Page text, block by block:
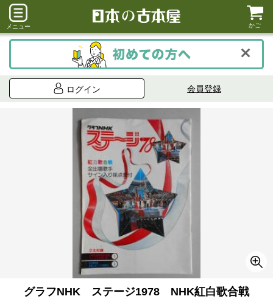
メニュー かご
ログイン 会員登録
グラフNHK ステージ1978 NHK紅白歌合戦